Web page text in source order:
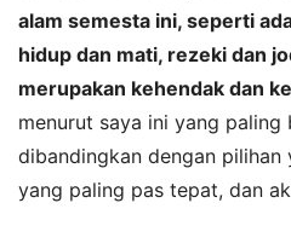
alam semesta ini, seperti
hidup dan mati, rezeki dan
merupakan kehendak dan
menurut saya ini yang paling
dibandingkan dengan pilihan
yang paling pas tepat, dan